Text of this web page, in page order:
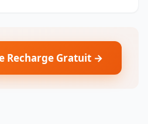
Recharge Gratuit →